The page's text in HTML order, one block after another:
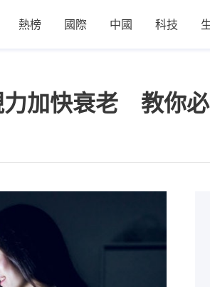
熱榜 國際 中國 科技
力加快衰老 教你